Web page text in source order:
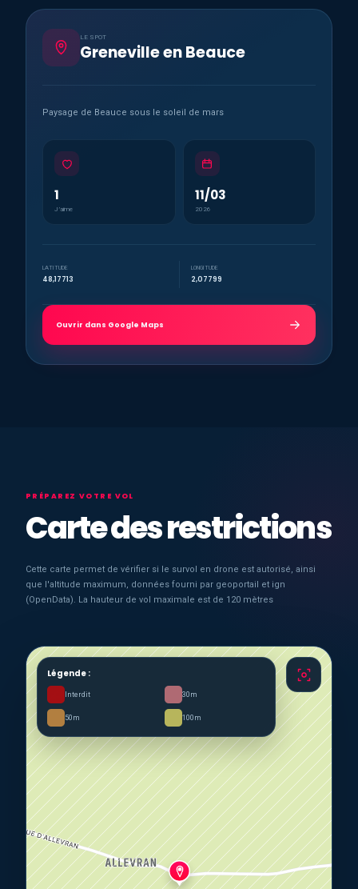
LE SPOT
Greneville en Beauce
Paysage de Beauce sous le soleil de mars
1
J’aime
11/03
2026
LATITUDE
48,17713
LONGITUDE
2,07799
Ouvrir dans Google Maps
PRÉPAREZ VOTRE VOL
Carte des restrictions
Cette carte permet de vérifier si le survol en drone est autorisé, ainsi
que l'altitude maximum, données fourni par geoportail et ign
(OpenData). La hauteur de vol maximale est de 120 mètres
Légende :
Interdit 30m
50m 100m